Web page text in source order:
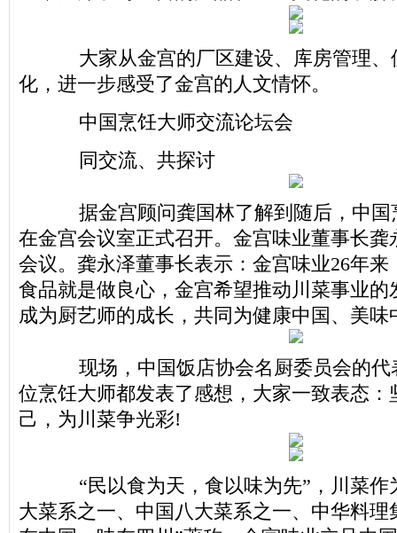
大家从金宫的厂区建设、库房管理、
化，进一步感受了金宫的人文情怀。
中国烹饪大师交流论坛会
同交流、共探讨
据金宫顾问龚国林了解到随后，中国
在金宫会议室正式召开。金宫味业董事长龚
会议。龚永泽董事长表示：金宫味业26年
食品就是做良心，金宫希望推动川菜事业的
成为厨艺师的成长，共同为健康中国、美味
现场，中国饭店协会名厨委员会的代
位烹饪大师都发表了感想，大家一致表态：
己，为川菜争光彩!
“民以食为天，食以味为先”，川菜作
大菜系之一、中国八大菜系之一、中华料理